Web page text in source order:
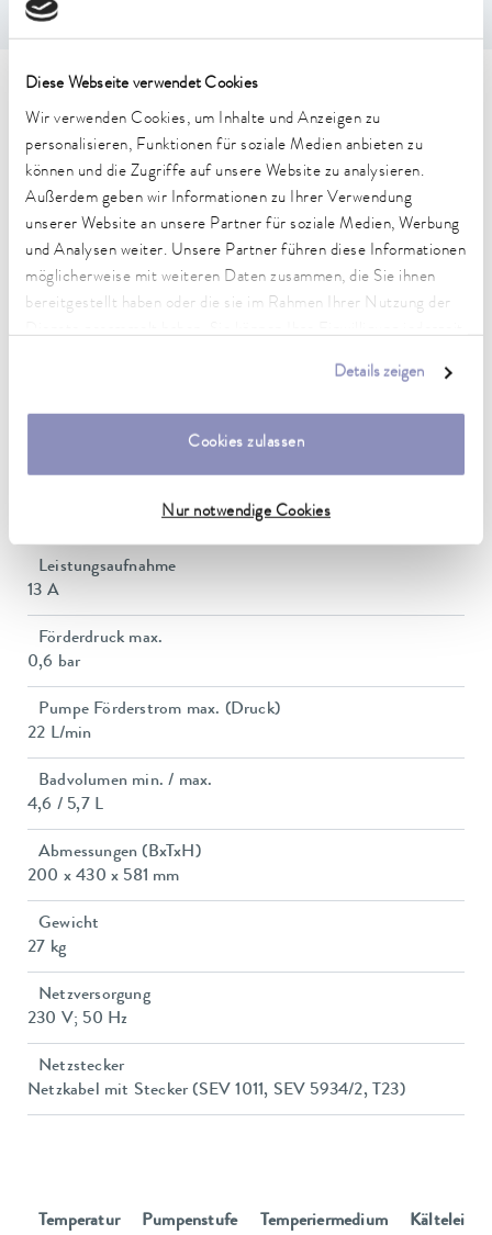
Diese Webseite verwendet Cookies
Wir verwenden Cookies, um Inhalte und Anzeigen zu
personalisieren, Funktionen für soziale Medien anbieten zu
können und die Zugriffe auf unsere Website zu analysieren.
Außerdem geben wir Informationen zu Ihrer Verwendung
unserer Website an unsere Partner für soziale Medien, Werbung
und Analysen weiter. Unsere Partner führen diese Informationen
möglicherweise mit weiteren Daten zusammen, die Sie ihnen
bereitgestellt haben oder die sie im Rahmen Ihrer Nutzung der
Details zeigen
Cookies zulassen
Nur notwendige Cookies
Technische Merkmale (nach
DIN 12876)
Arbeitstemperaturbereich
Umgebungstemperaturbereich
5 ... 40 °C
Leistungsaufnahme
13 A
Förderdruck max.
0,6 bar
Pumpe Förderstrom max. (Druck)
22 L/min
Badvolumen min. / max.
4,6 / 5,7 L
Abmessungen (BxTxH)
200 x 430 x 581 mm
Gewicht
27 kg
Netzversorgung
230 V; 50 Hz
Netzstecker
Netzkabel mit Stecker (SEV 1011, SEV 5934/2, T23)
Temperatur Pumpenstufe Temperiermedium